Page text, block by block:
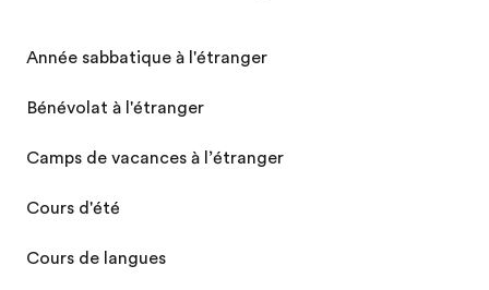
Année sabbatique à l'étranger
Bénévolat à l'étranger
Camps de vacances à l’étranger
Cours d'été
Cours de langues